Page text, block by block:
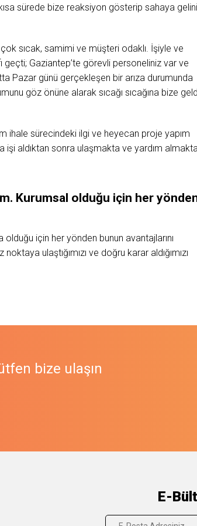
sürede bize reaksiyon gösterip sahaya
sıcak, samimi ve müşteri odaklı. İşiyle ve
Gaziantep’te görevli personeliniz var ve
Pazar günü gerçekleşen bir arıza durumunda
göz önüne alarak sıcağı sıcağına bize
ihale sürecindeki ilgi ve heyecan proje yapım
işi aldıktan sonra ulaşmakta ve yardım almakta
Kurumsal olduğu için her
için her yönden bunun avantajlarını
ulaştığımızı ve doğru karar aldığımızı
bize ulaşın
E-